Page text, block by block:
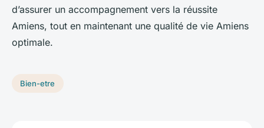
d’assurer un accompagnement vers la réussite
Amiens, tout en maintenant une qualité de vie Amiens
optimale.
Bien-etre